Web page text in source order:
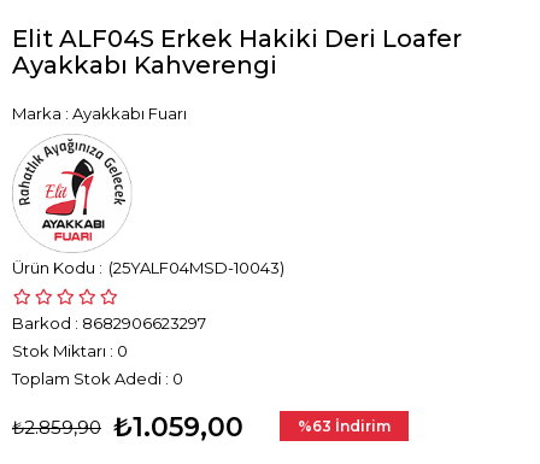
Elit ALF04S Erkek Hakiki Deri Loafer
Ayakkabı Kahverengi
Marka : Ayakkabı Fuarı
(25YALF04MSD-10043)
Barkod : 8682906623297
Stok Miktarı : 0
Toplam Stok Adedi : 0
₺2.859,90 ₺1.059,00 %63 İndirim